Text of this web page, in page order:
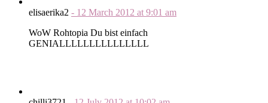
elisaerika2 - 12 March 2012 at 9:01 am
WoW Rohtopia Du bist einfach
GENIALLLLLLLLLLLLLLL